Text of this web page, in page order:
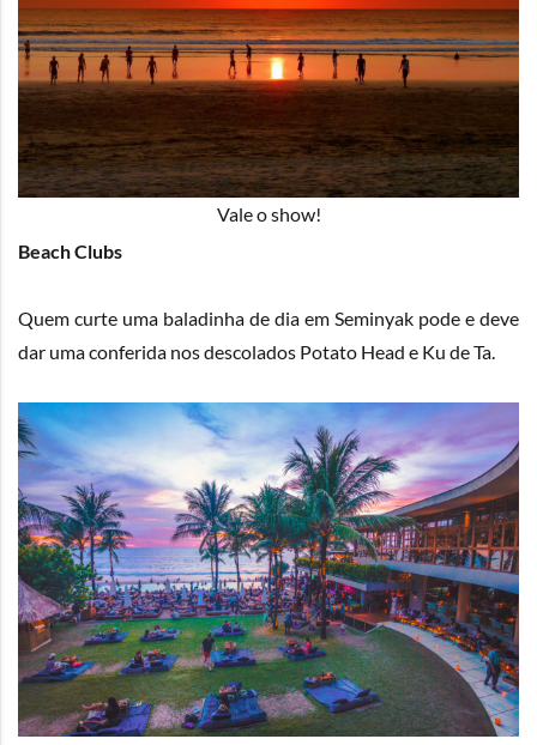
Vale o show!
Beach Clubs
Quem curte uma baladinha de dia em Seminyak pode e deve
dar uma conferida nos descolados Potato Head e Ku de Ta.